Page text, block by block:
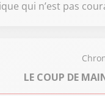
qui n’est pas
LE COUP DE